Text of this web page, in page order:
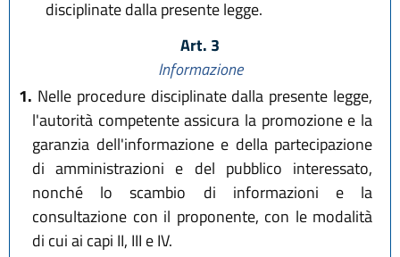
disciplinate dalla presente legge.
Art. 3
Informazione
1. Nelle procedure disciplinate dalla presente legge,
l'autorità competente assicura la promozione e la
garanzia dell'informazione e della partecipazione
di amministrazioni e del pubblico interessato,
nonché lo scambio di informazioni e la
consultazione con il proponente, con le modalità
di cui ai capi II, III e IV.